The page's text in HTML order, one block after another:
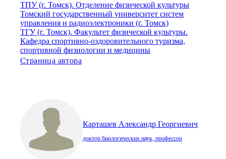
ТПУ (г. Томск). Отделение физической культуры
Томский государственный университет систем
управления и радиоэлектроники (г. Томск)
ТГУ (г. Томск). Факультет физической культуры.
Кафедра спортивно-оздоровительного туризма,
спортивной физиологии и медицины
Страница автора
Карташев Александр Георгиевич
доктор биологических наук, профессор